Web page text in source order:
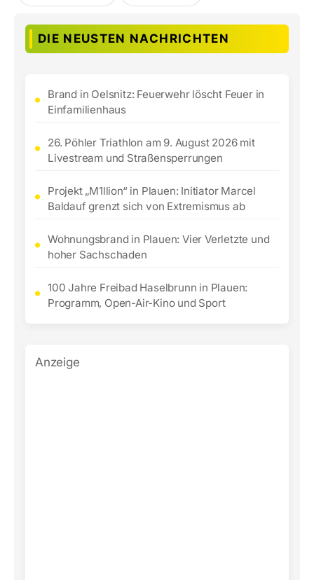
DIE NEUSTEN NACHRICHTEN
Brand in Oelsnitz: Feuerwehr löscht Feuer in
Einfamilienhaus
26. Pöhler Triathlon am 9. August 2026 mit
Livestream und Straßensperrungen
Projekt „M1llion“ in Plauen: Initiator Marcel
Baldauf grenzt sich von Extremismus ab
Wohnungsbrand in Plauen: Vier Verletzte und
hoher Sachschaden
100 Jahre Freibad Haselbrunn in Plauen:
Programm, Open-Air-Kino und Sport
Anzeige